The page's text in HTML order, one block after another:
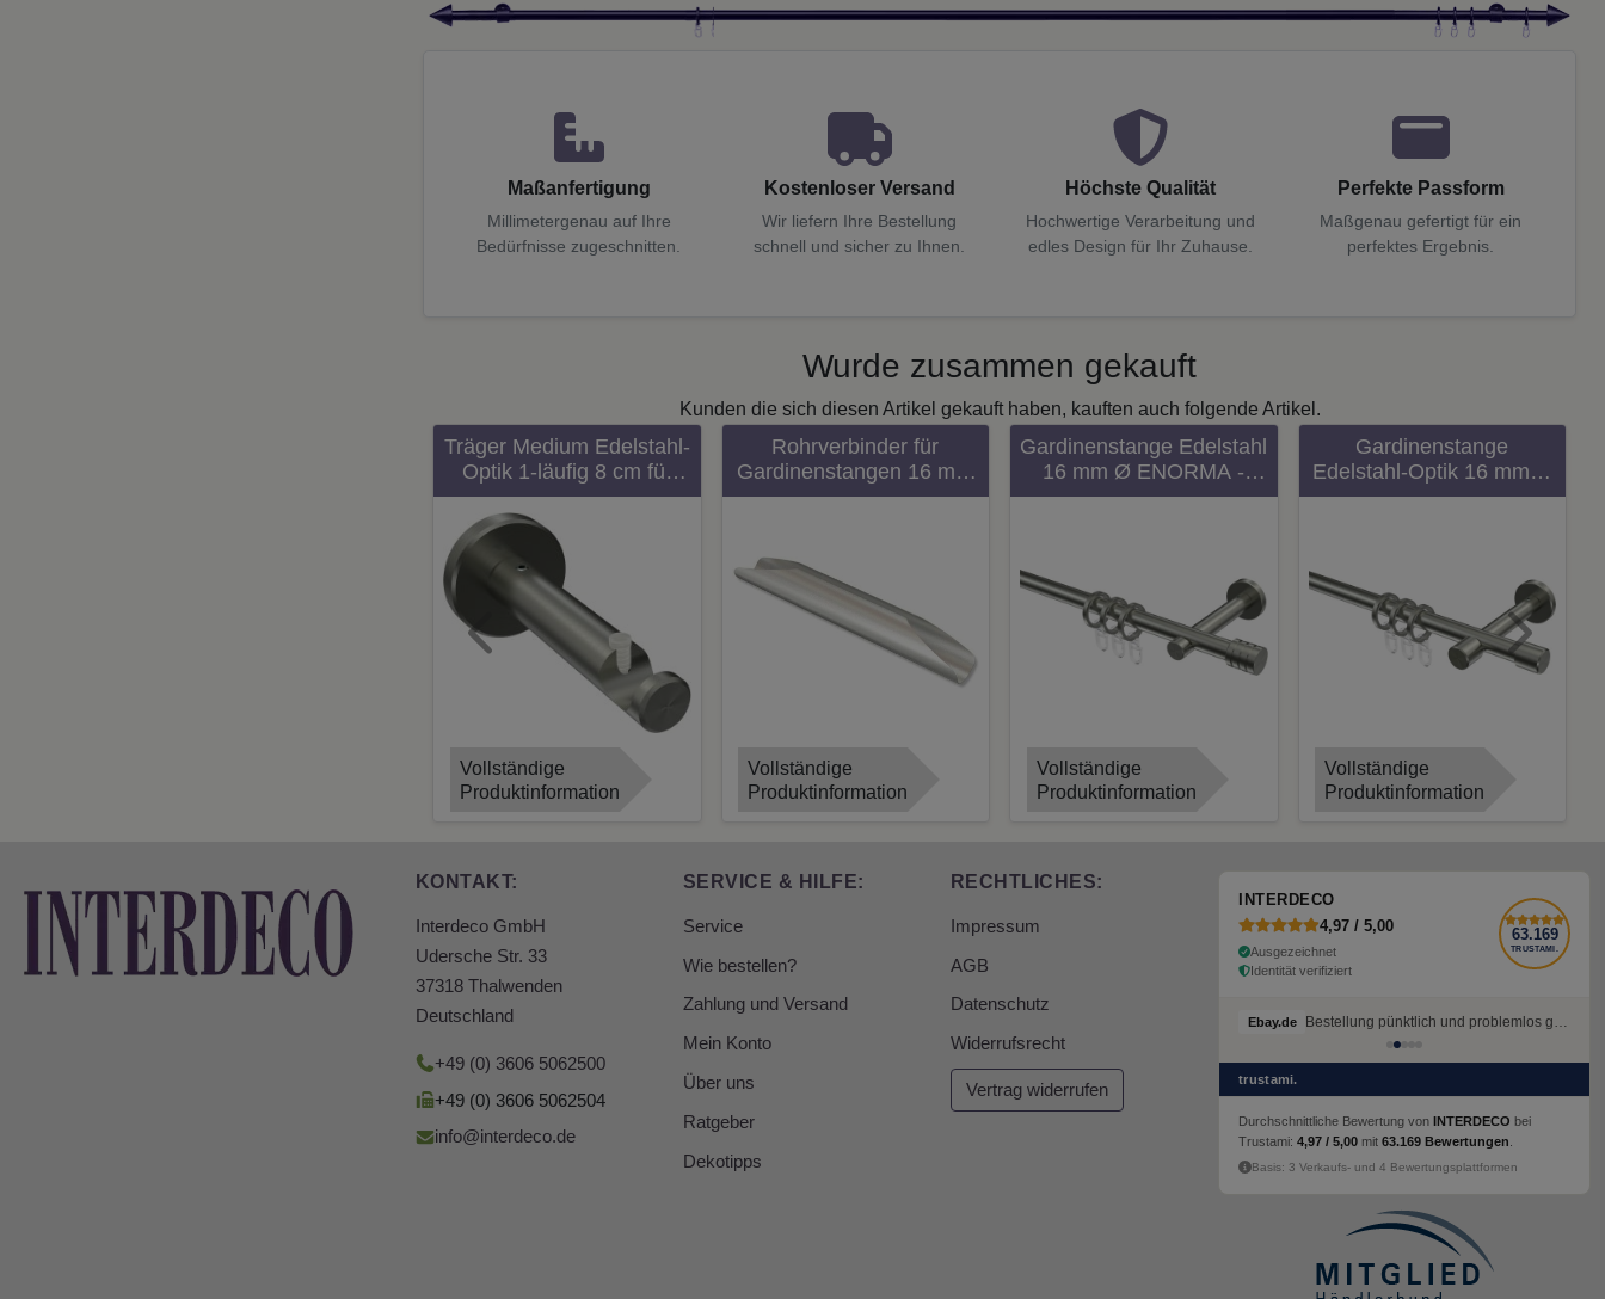
Maßanfertigung
Millimetergenau auf Ihre
Bedürfnisse zugeschnitten.
Kostenloser Versand
Wir liefern Ihre Bestellung
schnell und sicher zu Ihnen.
Höchste Qualität
Hochwertige Verarbeitung und
edles Design für Ihr Zuhause.
Perfekte Passform
Maßgenau gefertigt für ein
perfektes Ergebnis.
Wurde zusammen gekauft
Kunden die sich diesen Artikel gekauft haben, kauften auch folgende Artikel.
Träger Medium Edelstahl-
Optik 1-läufig 8 cm für
Gardinenstangen 16 mm
Vollständige
Produktinformation
Rohrverbinder für
Gardinenstangen 16 mm
Ø (2 Stück)
Vollständige
Produktinformation
Gardinenstange Edelstahl
16 mm Ø ENORMA -
Selma 100 cm
Vollständige
Produktinformation
Gardinenstange
Edelstahl-Optik 16 mm Ø
SINUX - Casa 100 cm
Vollständige
Produktinformation
Previous Next
KONTAKT:
Interdeco GmbH
Udersche Str. 33
37318 Thalwenden
Deutschland
+49 (0) 3606 5062500
+49 (0) 3606 5062504
info@interdeco.de
SERVICE & HILFE:
Service
Wie bestellen?
Zahlung und Versand
Mein Konto
Über uns
Ratgeber
Dekotipps
RECHTLICHES:
Impressum
AGB
Datenschutz
Widerrufsrecht
Vertrag widerrufen
INTERDECO
4,97 / 5,00
Ausgezeichnet
Identität verifiziert
63.169
TRUSTAMI.
Ebay.de
trustami.
Durchschnittliche Bewertung von INTERDECO bei
Trustami: 4,97 / 5,00 mit 63.169 Bewertungen
Basis: 3 Verkaufs- und 4 Bewertungsplattformen